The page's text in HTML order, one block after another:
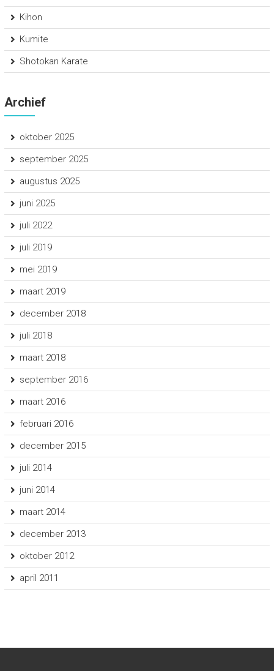
Kihon
Kumite
Shotokan Karate
Archief
oktober 2025
september 2025
augustus 2025
juni 2025
juli 2022
juli 2019
mei 2019
maart 2019
december 2018
juli 2018
maart 2018
september 2016
maart 2016
februari 2016
december 2015
juli 2014
juni 2014
maart 2014
december 2013
oktober 2012
april 2011